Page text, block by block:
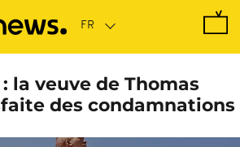
la veuve de Thomas
des condamnations